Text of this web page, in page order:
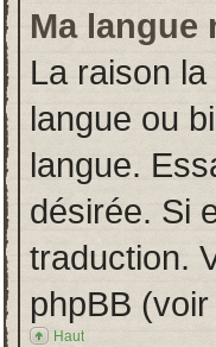
Ma langue
La raison la
langue ou
langue.
désirée. Si
traduction.
phpBB
Haut